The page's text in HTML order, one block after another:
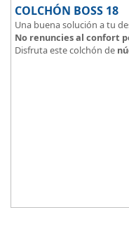
COLCHÓN BOSS 18
Una buena solución a tu
No renuncies al confort
Disfruta este colchón de
con el material
en cara de verano,